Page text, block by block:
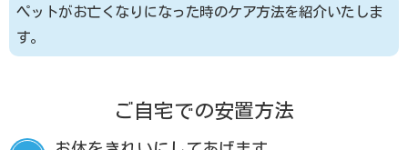
ペットがお亡くなりになった時のケア方法を紹介いたしま
す。
ご自宅での安置方法